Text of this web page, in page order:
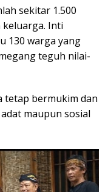
sekitar 1.500
Inti
130 warga yang
teguh nilai-
tetap bermukim dan
maupun sosial